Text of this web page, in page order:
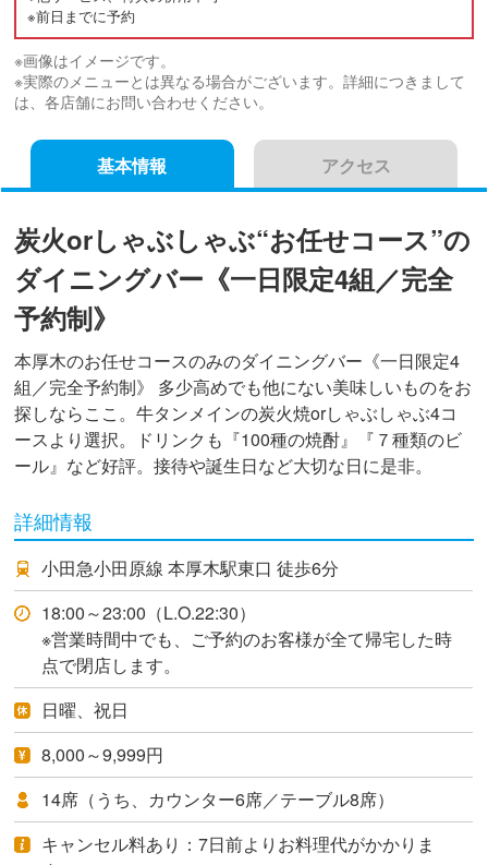
※前日までに予約
※画像はイメージです。
※実際のメニューとは異なる場合がございます。詳細につきまして
は、各店舗にお問い合わせください。
基本情報 アクセス
炭火orしゃぶしゃぶ“お任せコース”の
ダイニングバー《一日限定4組／完全
予約制》
本厚木のお任せコースのみのダイニングバー《一日限定4
組／完全予約制》 多少高めでも他にない美味しいものをお
探しならここ。牛タンメインの炭火焼orしゃぶしゃぶ4コ
ースより選択。ドリンクも『100種の焼酎』『７種類のビ
ール』など好評。接待や誕生日など大切な日に是非。
詳細情報
小田急小田原線 本厚木駅東口 徒歩6分
18:00～23:00（L.O.22:30）
※営業時間中でも、ご予約のお客様が全て帰宅した時
点で閉店します。
日曜、祝日
8,000～9,999円
14席（うち、カウンター6席／テーブル8席）
キャンセル料あり：7日前よりお料理代がかかりま